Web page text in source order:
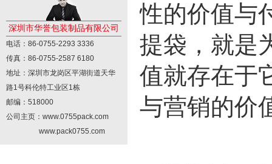
深圳市华誉包装制品有限公司
电话：86-0755-2293 3336
传真：86-0755-2587 6180
地址：深圳市龙岗区平湖街道天华
路1号科伦特工业区1栋
邮编：518000
公司主页：www.0755pack.com
www.pack0755.com
性的价值与
提袋，就是
值就存在于
与营销的价